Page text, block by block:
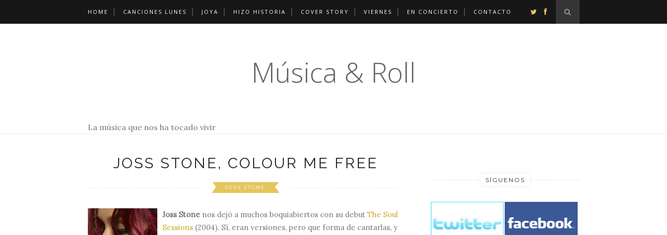
HOME CANCIONES LUNES JOYA HIZO HISTORIA COVER STORY VIERNES EN CONCIERTO CONTACTO
Música & Roll
La música que nos ha tocado vivir
JOSS STONE, COLOUR ME FREE
JOSS STONE
Joss Stonenos dejó a muchos boquiabiertos con su debut The Soul
Sessions(2004). Sí, eran versiones, pero que forma de cantarlas, y
SÍGUENOS